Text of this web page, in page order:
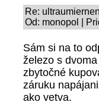
Re:
Od: monopol |
Sám si na to
železo s
zbytočné
záruku
ako vetva.